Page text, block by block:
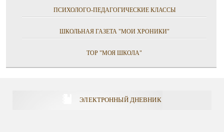
ПСИХОЛОГО-ПЕДАГОГИЧЕСКИЕ КЛАССЫ
ШКОЛЬНАЯ ГАЗЕТА "МОИ ХРОНИКИ"
ТОР "МОЯ ШКОЛА"
ЭЛЕКТРОННЫЙ ДНЕВНИК